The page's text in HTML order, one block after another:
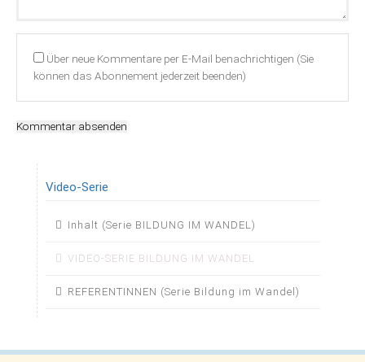
Über neue Kommentare per E-Mail benachrichtigen (Sie
können das Abonnement jederzeit beenden)
Kommentar absenden
Video-Serie
Navigation
Inhalt (Serie BILDUNG IM WANDEL)
VIDEO-SERIE BILDUNG IM WANDEL
REFERENTINNEN (Serie Bildung im Wandel)